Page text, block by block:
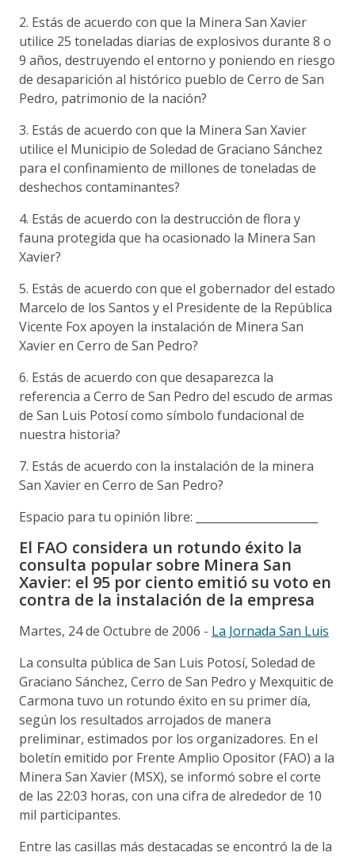
2. Estás de acuerdo con que la Minera San Xavier
utilice 25 toneladas diarias de explosivos durante 8 o
9 años, destruyendo el entorno y poniendo en riesgo
de desaparición al histórico pueblo de Cerro de San
Pedro, patrimonio de la nación?
3. Estás de acuerdo con que la Minera San Xavier
utilice el Municipio de Soledad de Graciano Sánchez
para el confinamiento de millones de toneladas de
deshechos contaminantes?
4. Estás de acuerdo con la destrucción de flora y
fauna protegida que ha ocasionado la Minera San
Xavier?
5. Estás de acuerdo con que el gobernador del estado
Marcelo de los Santos y el Presidente de la República
Vicente Fox apoyen la instalación de Minera San
Xavier en Cerro de San Pedro?
6. Estás de acuerdo con que desaparezca la
referencia a Cerro de San Pedro del escudo de armas
de San Luis Potosí como símbolo fundacional de
nuestra historia?
7. Estás de acuerdo con la instalación de la minera
San Xavier en Cerro de San Pedro?
Espacio para tu opinión libre: ______________________
El FAO considera un rotundo éxito la
consulta popular sobre Minera San
Xavier: el 95 por ciento emitió su voto en
contra de la instalación de la empresa
Martes, 24 de Octubre de 2006 - La Jornada San Luis
La consulta pública de San Luis Potosí, Soledad de
Graciano Sánchez, Cerro de San Pedro y Mexquitic de
Carmona tuvo un rotundo éxito en su primer día,
según los resultados arrojados de manera
preliminar, estimados por los organizadores. En el
boletín emitido por Frente Amplio Opositor (FAO) a la
Minera San Xavier (MSX), se informó sobre el corte
de las 22:03 horas, con una cifra de alrededor de 10
mil participantes.
Entre las casillas más destacadas se encontró la de la